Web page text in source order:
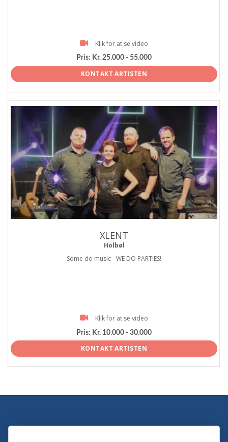
Klik for at se video
Pris: Kr. 25.000 - 55.000
KONTAKT ARTISTEN
ProArtist
XLENT
Holbøl
Some do music - WE DO PARTIES!
Klik for at se video
Pris: Kr. 10.000 - 30.000
KONTAKT ARTISTEN